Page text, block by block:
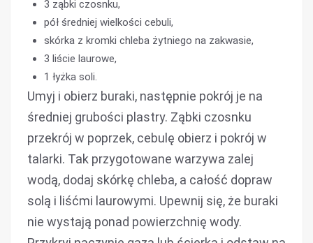
3 ząbki czosnku,
pół średniej wielkości cebuli,
skórka z kromki chleba żytniego na zakwasie,
3 liście laurowe,
1 łyżka soli.
Umyj i obierz buraki, następnie pokrój je na
średniej grubości plastry. Ząbki czosnku
przekrój w poprzek, cebulę obierz i pokrój w
talarki. Tak przygotowane warzywa zalej
wodą, dodaj skórkę chleba, a całość dopraw
solą i liśćmi laurowymi. Upewnij się, że buraki
nie wystają ponad powierzchnię wody.